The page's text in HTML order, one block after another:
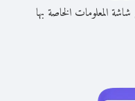
المعلومات الخاصة بها